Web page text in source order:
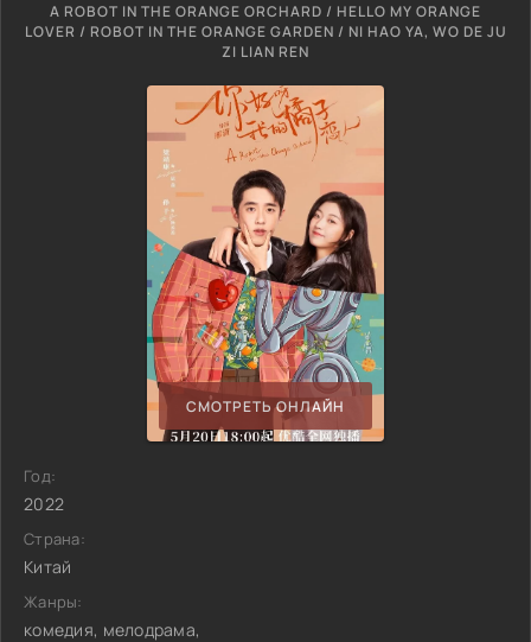
A ROBOT IN THE ORANGE ORCHARD / HELLO MY ORANGE
LOVER / ROBOT IN THE ORANGE GARDEN / NI HAO YA, WO DE JU
ZI LIAN REN
СМОТРЕТЬ ОНЛАЙН
Год:
2022
Страна:
Китай
Жанры:
комедия, мелодрама,